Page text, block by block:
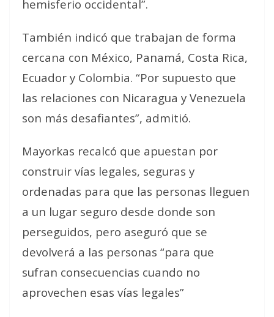
hemisferio occidental”.
También indicó que trabajan de forma
cercana con México, Panamá, Costa Rica,
Ecuador y Colombia. “Por supuesto que
las relaciones con Nicaragua y Venezuela
son más desafiantes”, admitió.
Mayorkas recalcó que apuestan por
construir vías legales, seguras y
ordenadas para que las personas lleguen
a un lugar seguro desde donde son
perseguidos, pero aseguró que se
devolverá a las personas “para que
sufran consecuencias cuando no
aprovechen esas vías legales”